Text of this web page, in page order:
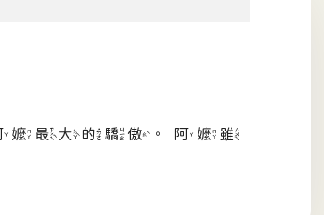
最大的驕傲。阿嬤雖